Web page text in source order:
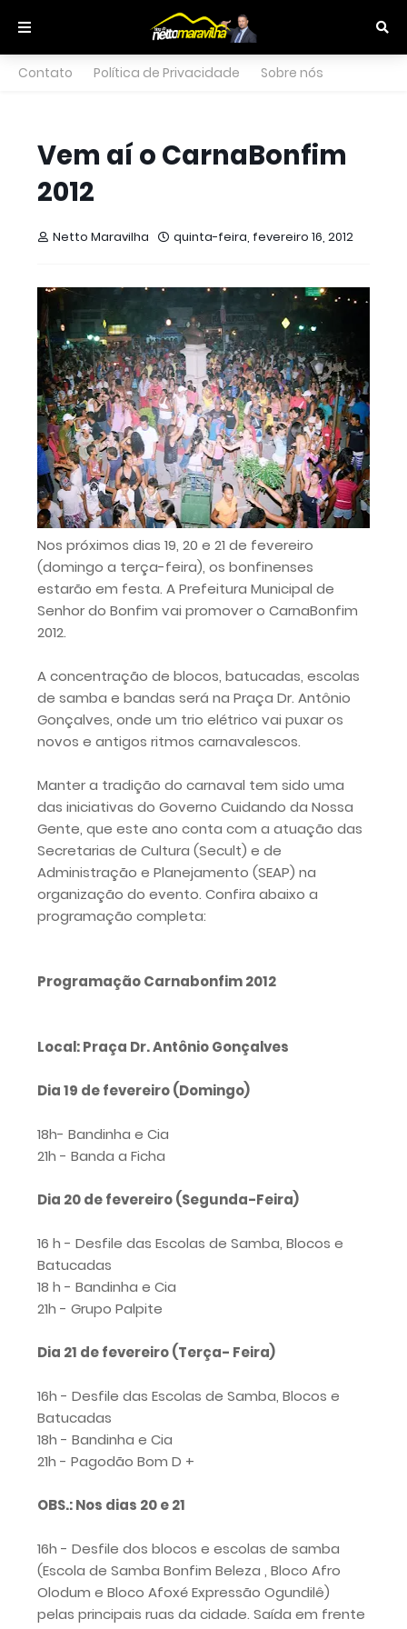
Contato Política de Privacidade Sobre nós
Vem aí o CarnaBonfim
2012
Netto Maravilha quinta-feira, fevereiro 16, 2012
Nos próximos dias 19, 20 e 21 de fevereiro
(domingo a terça-feira), os bonfinenses
estarão em festa. A Prefeitura Municipal de
Senhor do Bonfim vai promover o CarnaBonfim
2012.
A concentração de blocos, batucadas, escolas
de samba e bandas será na Praça Dr. Antônio
Gonçalves, onde um trio elétrico vai puxar os
novos e antigos ritmos carnavalescos.
Manter a tradição do carnaval tem sido uma
das iniciativas do Governo Cuidando da Nossa
Gente, que este ano conta com a atuação das
Secretarias de Cultura (Secult) e de
Administração e Planejamento (SEAP) na
organização do evento. Confira abaixo a
programação completa:
Programação Carnabonfim 2012
Local: Praça Dr. Antônio Gonçalves
Dia 19 de fevereiro (Domingo)
18h- Bandinha e Cia
21h - Banda a Ficha
Dia 20 de fevereiro (Segunda-Feira)
16 h - Desfile das Escolas de Samba, Blocos e
Batucadas
18 h - Bandinha e Cia
21h - Grupo Palpite
Dia 21 de fevereiro (Terça- Feira)
16h - Desfile das Escolas de Samba, Blocos e
Batucadas
18h - Bandinha e Cia
21h - Pagodão Bom D +
OBS.: Nos dias 20 e 21
16h - Desfile dos blocos e escolas de samba
(Escola de Samba Bonfim Beleza , Bloco Afro
Olodum e Bloco Afoxé Expressão Ogundilê)
pelas principais ruas da cidade. Saída em frente